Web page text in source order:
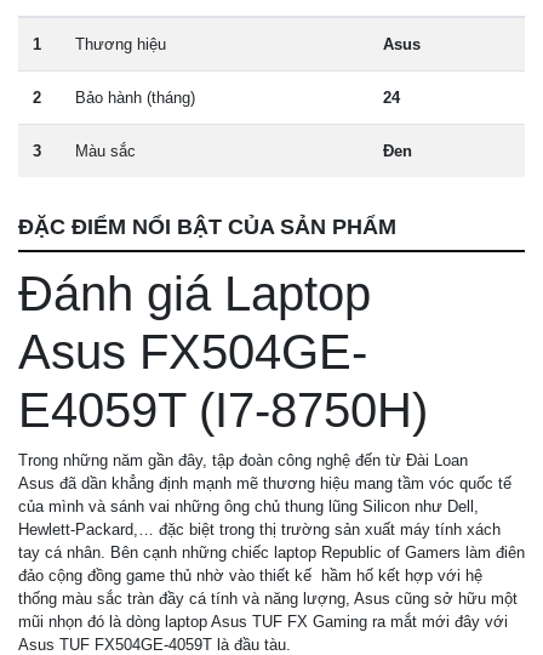
1 Thương hiệu Asus
2 Bảo hành (tháng) 24
3 Màu sắc Đen
ĐẶC ĐIỂM NỔI BẬT CỦA SẢN PHẨM
Đánh giá Laptop
Asus FX504GE-
E4059T (I7-8750H)
Trong những năm gần đây, tập đoàn công nghệ đến từ Đài Loan
Asus đã dần khẳng định mạnh mẽ thương hiệu mang tầm vóc quốc tế
của mình và sánh vai những ông chủ thung lũng Silicon như Dell,
Hewlett-Packard,… đặc biệt trong thị trường sản xuất máy tính xách
tay cá nhân. Bên cạnh những chiếc laptop Republic of Gamers làm điên
đảo cộng đồng game thủ nhờ vào thiết kế hầm hố kết hợp với hệ
thống màu sắc tràn đầy cá tính và năng lượng, Asus cũng sở hữu một
mũi nhọn đó là dòng laptop Asus TUF FX Gaming ra mắt mới đây với
Asus TUF FX504GE-4059T là đầu tàu.